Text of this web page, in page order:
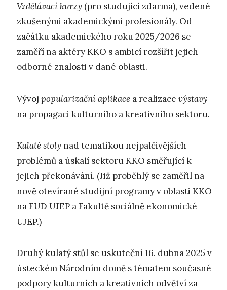
Vzdělávací kurzy (pro studující zdarma), vedené
zkušenými akademickými profesionály. Od
začátku akademického roku 2025/2026 se
zaměří na aktéry KKO s ambicí rozšířit jejich
odborné znalosti v dané oblasti.
Vývoj popularizační aplikace a realizace výstavy
na propagaci kulturního a kreativního sektoru.
Kulaté stoly nad tematikou nejpalčivějších
problémů a úskalí sektoru KKO směřující k
jejich překonávání. (Již proběhlý se zaměřil na
nově otevírané studijní programy v oblasti KKO
na FUD UJEP a Fakultě sociálně ekonomické
UJEP.)
Druhý kulatý stůl se uskuteční 16. dubna 2025 v
ústeckém Národním domě s tématem současné
podpory kulturních a kreativních odvětví za